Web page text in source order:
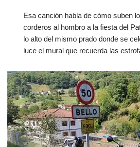
Esa canción habla de cómo suben
corderos al hombro a la fiesta del
lo alto del mismo prado donde se
luce el mural que recuerda las